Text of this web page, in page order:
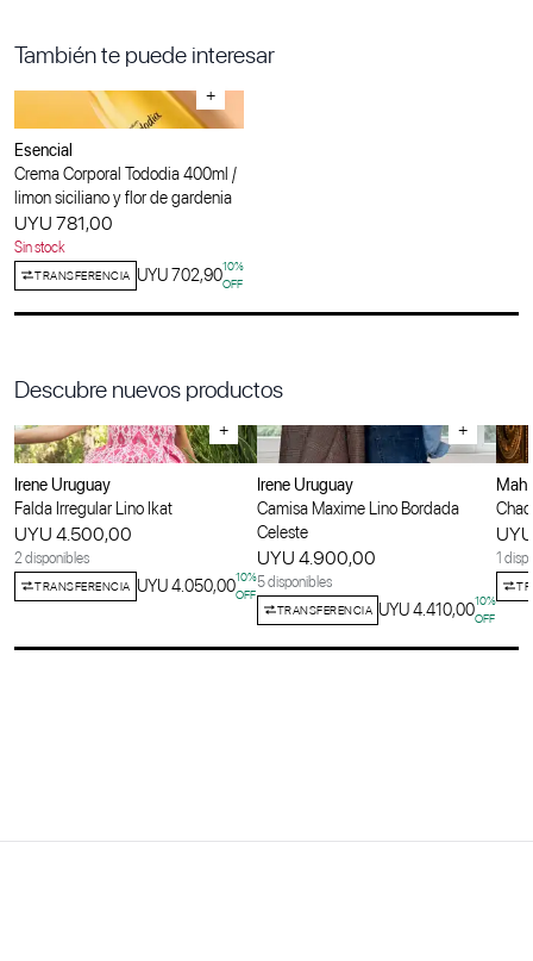
También te puede interesar
+
Esencial
Crema Corporal Tododia 400ml /
⁠limon siciliano y flor de gardenia
UYU 781,00
Sin stock
TRANSFERENCIA UYU 702,9010%
OFF
Descubre nuevos productos
+
Irene Uruguay
Falda Irregular Lino Ikat
UYU 4.500,00
2 disponibles
TRANSFERENCIA UYU 4.050,0010%
OFF
+
Irene Uruguay
Camisa Maxime Lino Bordada
Celeste
UYU 4.900,00
5 disponibles
TRANSFERENCIA UYU 4.410,0010%
OFF
1